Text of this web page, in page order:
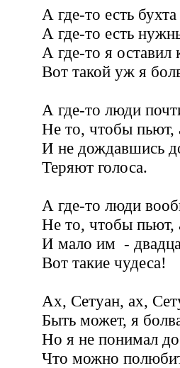
А где-то есть
А где-то есть
А где-то я оставил
Вот такой уж я
А где-то люди
Не то, чтобы пьют,
И не дождавшись
Теряют голоса.
А где-то люди
Не то, чтобы пьют,
И мало им -
Вот такие чудеса!
Ах, Сетуан, ах,
Быть может, я
Но я не понимал
Что можно